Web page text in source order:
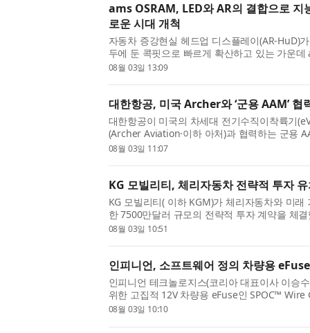
ams OSRAM, LED와 AR의 결합으로 지
로운 시대 개척
자동차 증강현실 헤드업 디스플레이(AR-HuD)
두에 둔 콕핏으로 빠르게 확산하고 있는 가운
SIX: AMS)은 AR-HuD 애플리케이션 구현을 위
08월 03일 13:09
대한항공, 미국 Archer와 ‘군용 AAM’ 협
대한항공이 미국의 차세대 전기수직이착륙기
(Archer Aviation·이하 아처)과 협력하는 군용
항공 모빌리티) 사업이 국내 방산업계의 주목
08월 03일 11:07
KG 모빌리티, 체리자동차 전략적 투자
KG 모빌리티( 이하 KGM)가 체리자동차와 미
한 7500만달러 규모의 전략적 투자 계약을 체
울 그랜드 하얏트 서울 호텔에서 열린 ‘글로벌
08월 03일 10:51
인피니언, 소프트웨어 정의 차량용
인피니언 테크놀로지스(코리아 대표이사 이승
위한 고집적 12V 차량용 eFuse인 SPOC™ Wire
출시했다. 자동차용 차세대 전력 분배 솔루션
08월 03일 10:10